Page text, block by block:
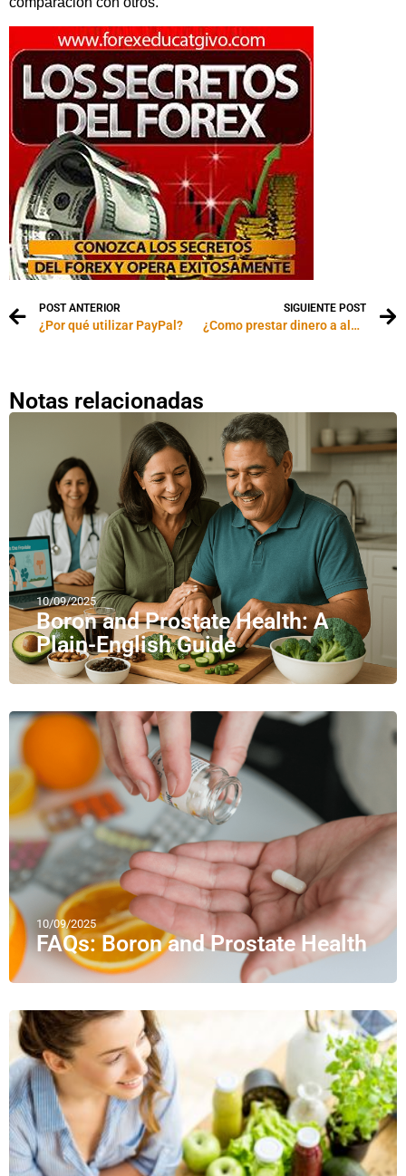
POST ANTERIOR
¿Por qué utilizar PayPal?
SIGUIENTE POST
¿Como prestar dinero a alguien cercano?
Notas relacionadas
10/09/2025
Boron and Prostate Health: A
Plain-English Guide
10/09/2025
FAQs: Boron and Prostate Health